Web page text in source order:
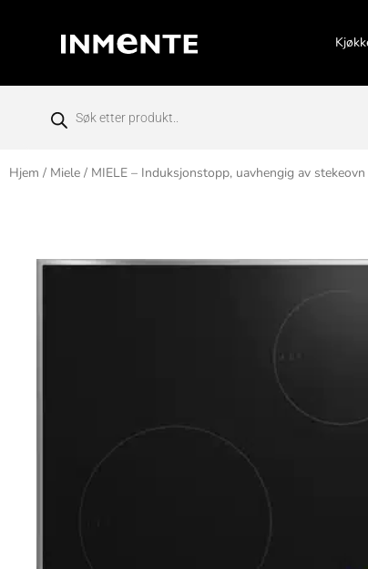
Hjem / Miele / MIELE – Induksjonstopp, uavhengig av